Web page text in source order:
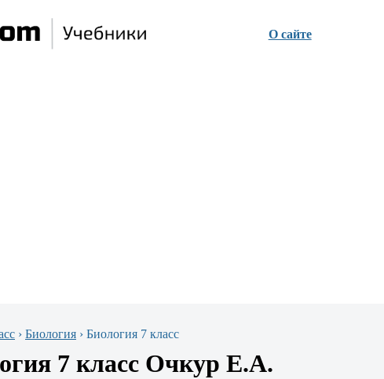
О сайте
› Биология › Биология 7 класс
7 класс Очкур Е.А.